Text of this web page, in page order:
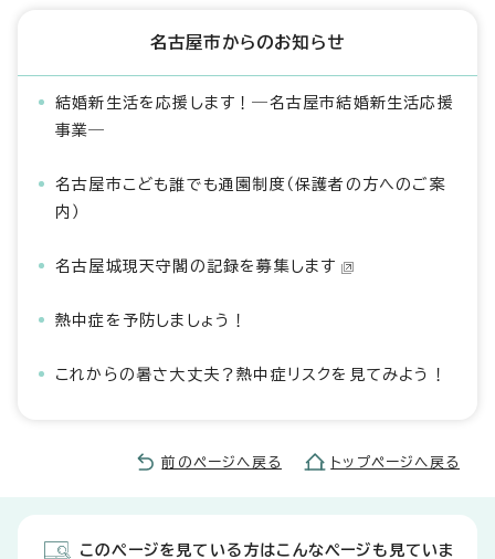
名古屋市からのお知らせ
結婚新生活を応援します！―名古屋市結婚新生活応援
事業―
名古屋市こども誰でも通園制度（保護者の方へのご案
内）
名古屋城現天守閣の記録を募集します
熱中症を予防しましょう！
これからの暑さ大丈夫？熱中症リスクを見てみよう！
前のページへ戻る トップページへ戻る
このページを見ている方はこんなページも見ていま